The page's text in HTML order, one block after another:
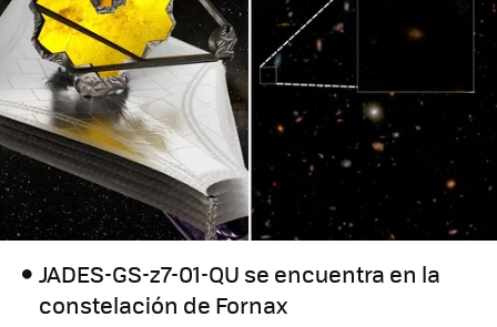
JADES-GS-z7-01-QU se encuentra en la
constelación de Fornax